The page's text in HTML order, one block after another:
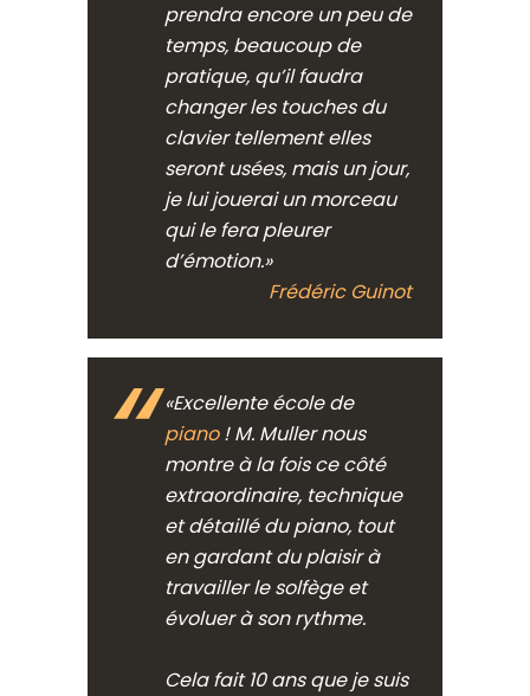
prendra encore un peu de
temps, beaucoup de
pratique, qu’il faudra
changer les touches du
clavier tellement elles
seront usées, mais un jour,
je lui jouerai un morceau
qui le fera pleurer
d’émotion.»
Frédéric Guinot
«Excellente école de
piano! M. Muller nous
montre à la fois ce côté
extraordinaire, technique
et détaillé du piano, tout
en gardant du plaisir à
travailler le solfège et
évoluer à son rythme.
Cela fait 10 ans que je suis